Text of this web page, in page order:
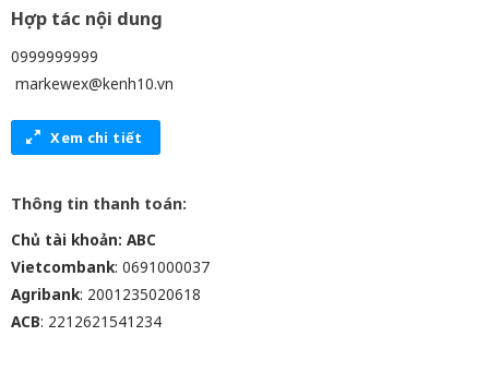
Hợp tác nội dung
0999999999
markewex@kenh10.vn
Xem chi tiết
Thông tin thanh toán:
Chủ tài khoản: ABC
Vietcombank: 0691000037
Agribank: 2001235020618
ACB: 2212621541234